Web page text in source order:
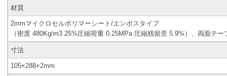
材質
2mmマイクロセルポリマーシート/エンボスタイプ
（密度 480Kg/m3 25%圧縮荷重 0.25MPa 圧縮残留歪 5.9%）、両面テー
寸法
105×288×2mm